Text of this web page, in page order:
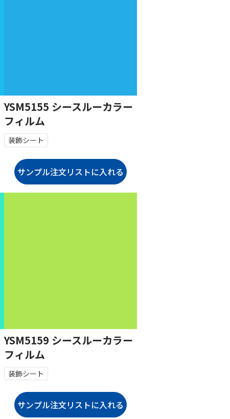
YSM5155 シースルーカラー
フィルム
装飾シート
YSM5159 シースルーカラー
フィルム
装飾シート